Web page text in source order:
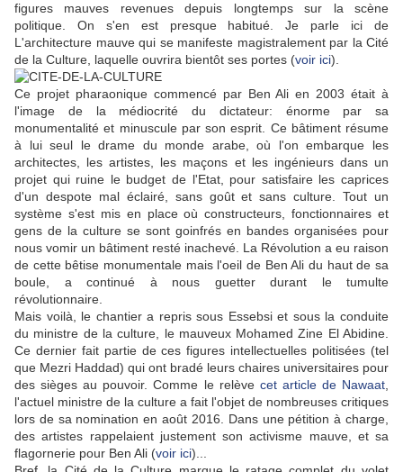
figures mauves revenues depuis longtemps sur la scène
politique. On s'en est presque habitué. Je parle ici de
L'architecture mauve qui se manifeste magistralement par la Cité
de la Culture, laquelle ouvrira bientôt ses portes (voir ici).
Ce projet pharaonique commencé par Ben Ali en 2003 était à
l'image de la médiocrité du dictateur: énorme par sa
monumentalité et minuscule par son esprit. Ce bâtiment résume
à lui seul le drame du monde arabe, où l'on embarque les
architectes, les artistes, les maçons et les ingénieurs dans un
projet qui ruine le budget de l'Etat, pour satisfaire les caprices
d'un despote mal éclairé, sans goût et sans culture. Tout un
système s'est mis en place où constructeurs, fonctionnaires et
gens de la culture se sont goinfrés en bandes organisées pour
nous vomir un bâtiment resté inachevé. La Révolution a eu raison
de cette bêtise monumentale mais l'oeil de Ben Ali du haut de sa
boule, a continué à nous guetter durant le tumulte
révolutionnaire.
Mais voilà, le chantier a repris sous Essebsi et sous la conduite
du ministre de la culture, le mauveux Mohamed Zine El Abidine.
Ce dernier fait partie de ces figures intellectuelles politisées (tel
que Mezri Haddad) qui ont bradé leurs chaires universitaires pour
des sièges au pouvoir. Comme le relève cet article de Nawaat
l'actuel ministre de la culture a fait l'objet de nombreuses critiques
lors de sa nomination en août 2016. Dans une pétition à charge,
des artistes rappelaient justement son activisme mauve, et sa
flagornerie pour Ben Ali (voir ici)...